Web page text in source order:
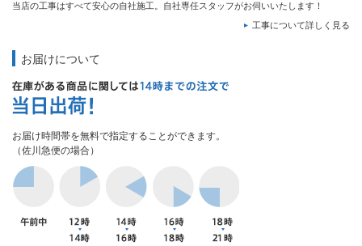
当店の工事はすべて安心の自社施工。自社専任スタッフがお伺いいたします！
工事について詳しく見る
お届けについて
お届け時間帯を無料で指定することができます。
（佐川急便の場合）